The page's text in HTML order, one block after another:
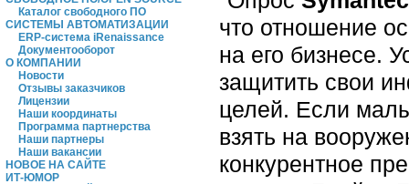
Каталог свободного ПО
СИСТЕМЫ АВТОМАТИЗАЦИИ
ERP-система iRenaissance
Документооборот
О КОМПАНИИ
Новости
Отзывы заказчиков
Лицензии
Наши координаты
Программа партнерства
Наши партнеры
Наши вакансии
НОВОЕ НА САЙТЕ
ИТ-ЮМОР
что отношение
на его бизнесе.
защитить свои
целей. Если
взять на
конкурентное